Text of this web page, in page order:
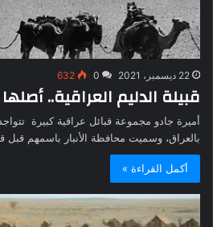
22 ديسمبر، 2021 0
632
قبيلة الدليم العراقية..
أميرة جادو مجموعة قبائل عراقية كبيرة
بالعراق، وسميت محافظة الأنبار باسمهم قبل
أكمل القراءة »